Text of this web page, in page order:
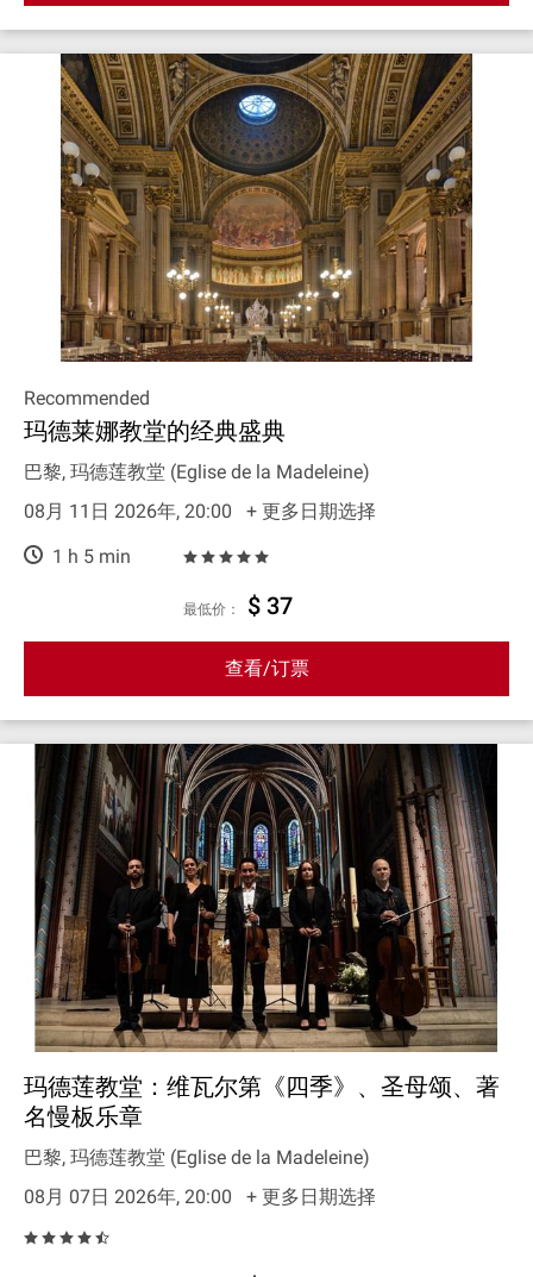
Recommended
玛德莱娜教堂的经典盛典
巴黎, 玛德莲教堂 (Eglise de la Madeleine)
08月 11日 2026年, 20:00
+ 更多日期选择
1 h 5 min
最低价： $ 37
查看/订票
玛德莲教堂：维瓦尔第《四季》、圣母颂、著
名慢板乐章
巴黎, 玛德莲教堂 (Eglise de la Madeleine)
08月 07日 2026年, 20:00
+ 更多日期选择